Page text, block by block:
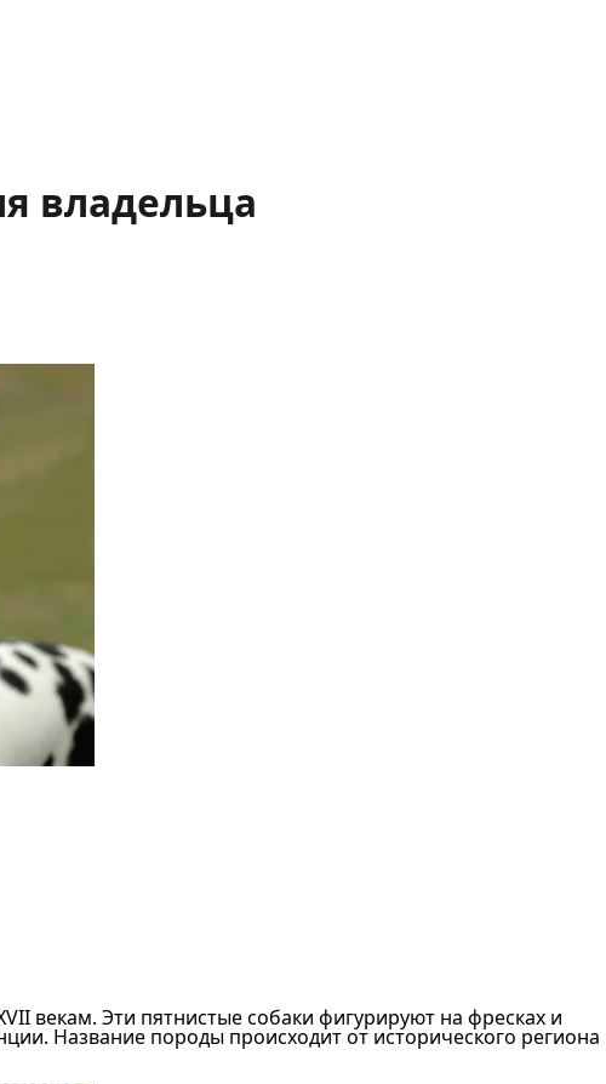
владельца
векам. Эти пятнистые собаки фигурируют на фресках и
Название породы происходит от исторического региона